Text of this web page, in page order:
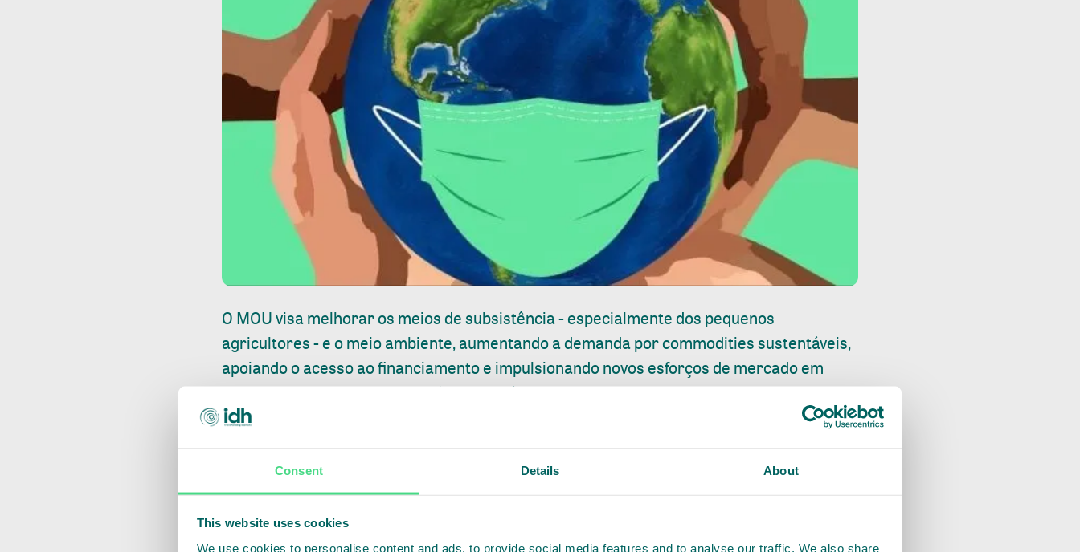
Consent Details About
This website uses cookies
We use cookies to personalise content and ads, to provide social media features and to analyse our traffic. We also share
O MOU visa melhorar os meios de subsistência - especialmente dos pequenos
agricultores - e o meio ambiente, aumentando a demanda por commodities sustentáveis,
apoiando o acesso ao financiamento e impulsionando novos esforços de mercado em
larga escala para uma transição para práticas que priorizam a natureza. Esses esforços
visam incentivar o desenvolvimento sustentável em países como Libéria, Indonésia e
A IDH e a CI concordaram em tornar uma prioridade máxima os esforços para a